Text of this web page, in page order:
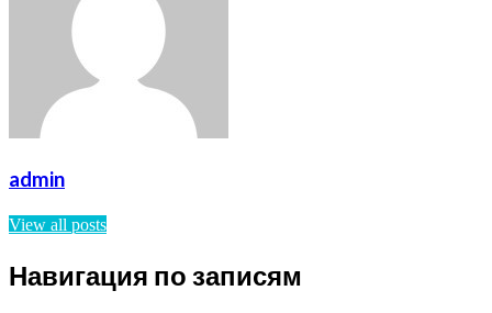
admin
View all posts
Навигация по записям